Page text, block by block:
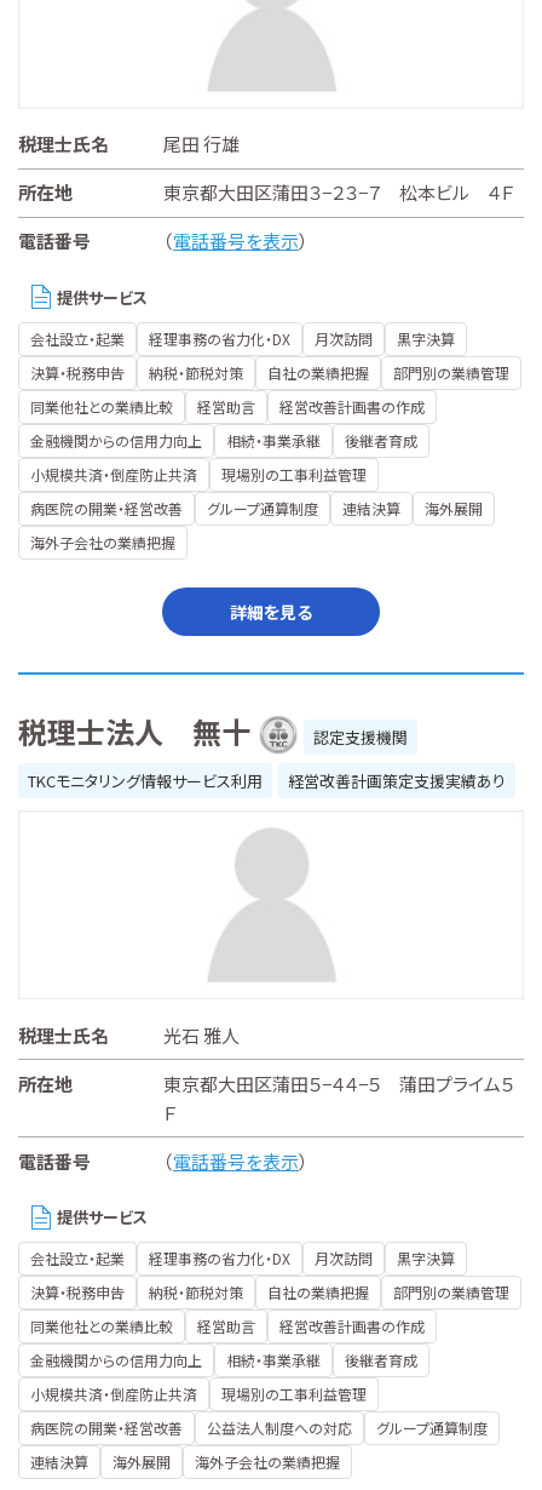
税理士氏名
尾田 行雄
所在地
東京都大田区蒲田３−２３−７ 松本ビル ４Ｆ
電話番号
（電話番号を表示）
提供サービス
会社設立・起業 経理事務の省力化・DX 月次訪問
黒字決算
決算・税務申告
納税・節税対策 自社の業績把握
部門別の業績管理
同業他社との業績比較
経営助言
経営改善計画書の作成
金融機関からの信用力向上
相続・事業承継
後継者育成
小規模共済・倒産防止共済
現場別の工事利益管理
病医院の開業・経営改善
グループ通算制度 連結決算
海外展開
海外子会社の業績把握
詳細を見る
税理士法人 無十
認定支援機関
TKCモニタリング情報サービス利用
経営改善計画策定支援実績あり
税理士氏名
光石 雅人
所在地
東京都大田区蒲田５−４４−５ 蒲田プライム５
Ｆ
電話番号
（電話番号を表示）
提供サービス
会社設立・起業 経理事務の省力化・DX 月次訪問
黒字決算
決算・税務申告
納税・節税対策 自社の業績把握
部門別の業績管理
同業他社との業績比較
経営助言
経営改善計画書の作成
金融機関からの信用力向上
相続・事業承継
後継者育成
小規模共済・倒産防止共済
現場別の工事利益管理
病医院の開業・経営改善
公益法人制度への対応
グループ通算制度
連結決算
海外展開 海外子会社の業績把握